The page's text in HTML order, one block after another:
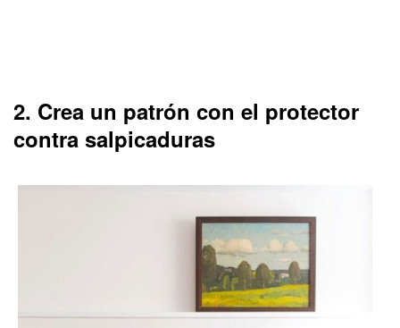
2. Crea un patrón con el protector
contra salpicaduras